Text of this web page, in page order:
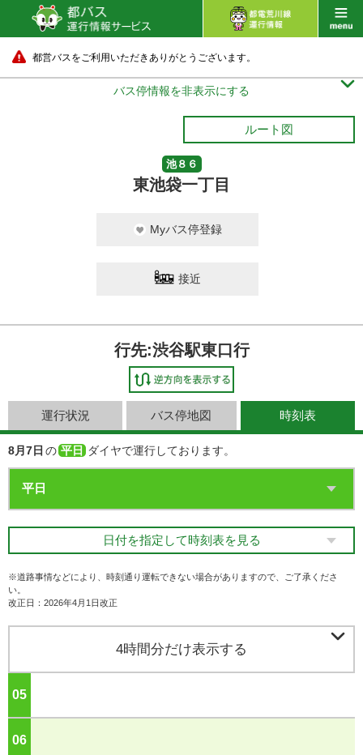
都営バスをご利用いただきありがとうございます。
バス停情報を非表示にする 
ルート図
池８６
東池袋一丁目
Myバス停登録
接近
行先:渋谷駅東口行
運行状況 バス停地図 時刻表
8月7日 の 平日 ダイヤで運行しております。
日付を指定して時刻表を見る
※道路事情などにより、時刻通り運転できない場合がありますので、ご了承くださ
い。
改正日：2026年4月1日改正
4時間分だけ表示する 
05
06